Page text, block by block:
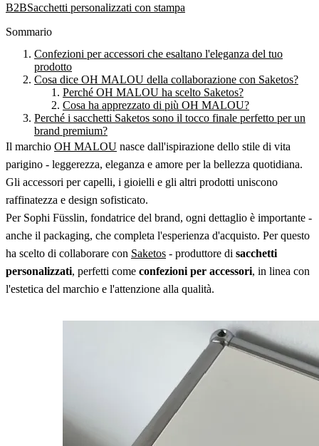
B2BSacchetti personalizzati con stampa
Sommario
Confezioni per accessori che esaltano l'eleganza del tuo
prodotto
Cosa dice OH MALOU della collaborazione con Saketos?
Perché OH MALOU ha scelto Saketos?
Cosa ha apprezzato di più OH MALOU?
Perché i sacchetti Saketos sono il tocco finale perfetto per un
brand premium?
Il marchio OH MALOU nasce dall'ispirazione dello stile di vita
parigino - leggerezza, eleganza e amore per la bellezza quotidiana.
Gli accessori per capelli, i gioielli e gli altri prodotti uniscono
raffinatezza e design sofisticato.
Per Sophi Füsslin, fondatrice del brand, ogni dettaglio è importante -
anche il packaging, che completa l'esperienza d'acquisto. Per questo
ha scelto di collaborare con Saketos - produttore di sacchetti
personalizzati, perfetti come confezioni per accessori, in linea con
l'estetica del marchio e l'attenzione alla qualità.